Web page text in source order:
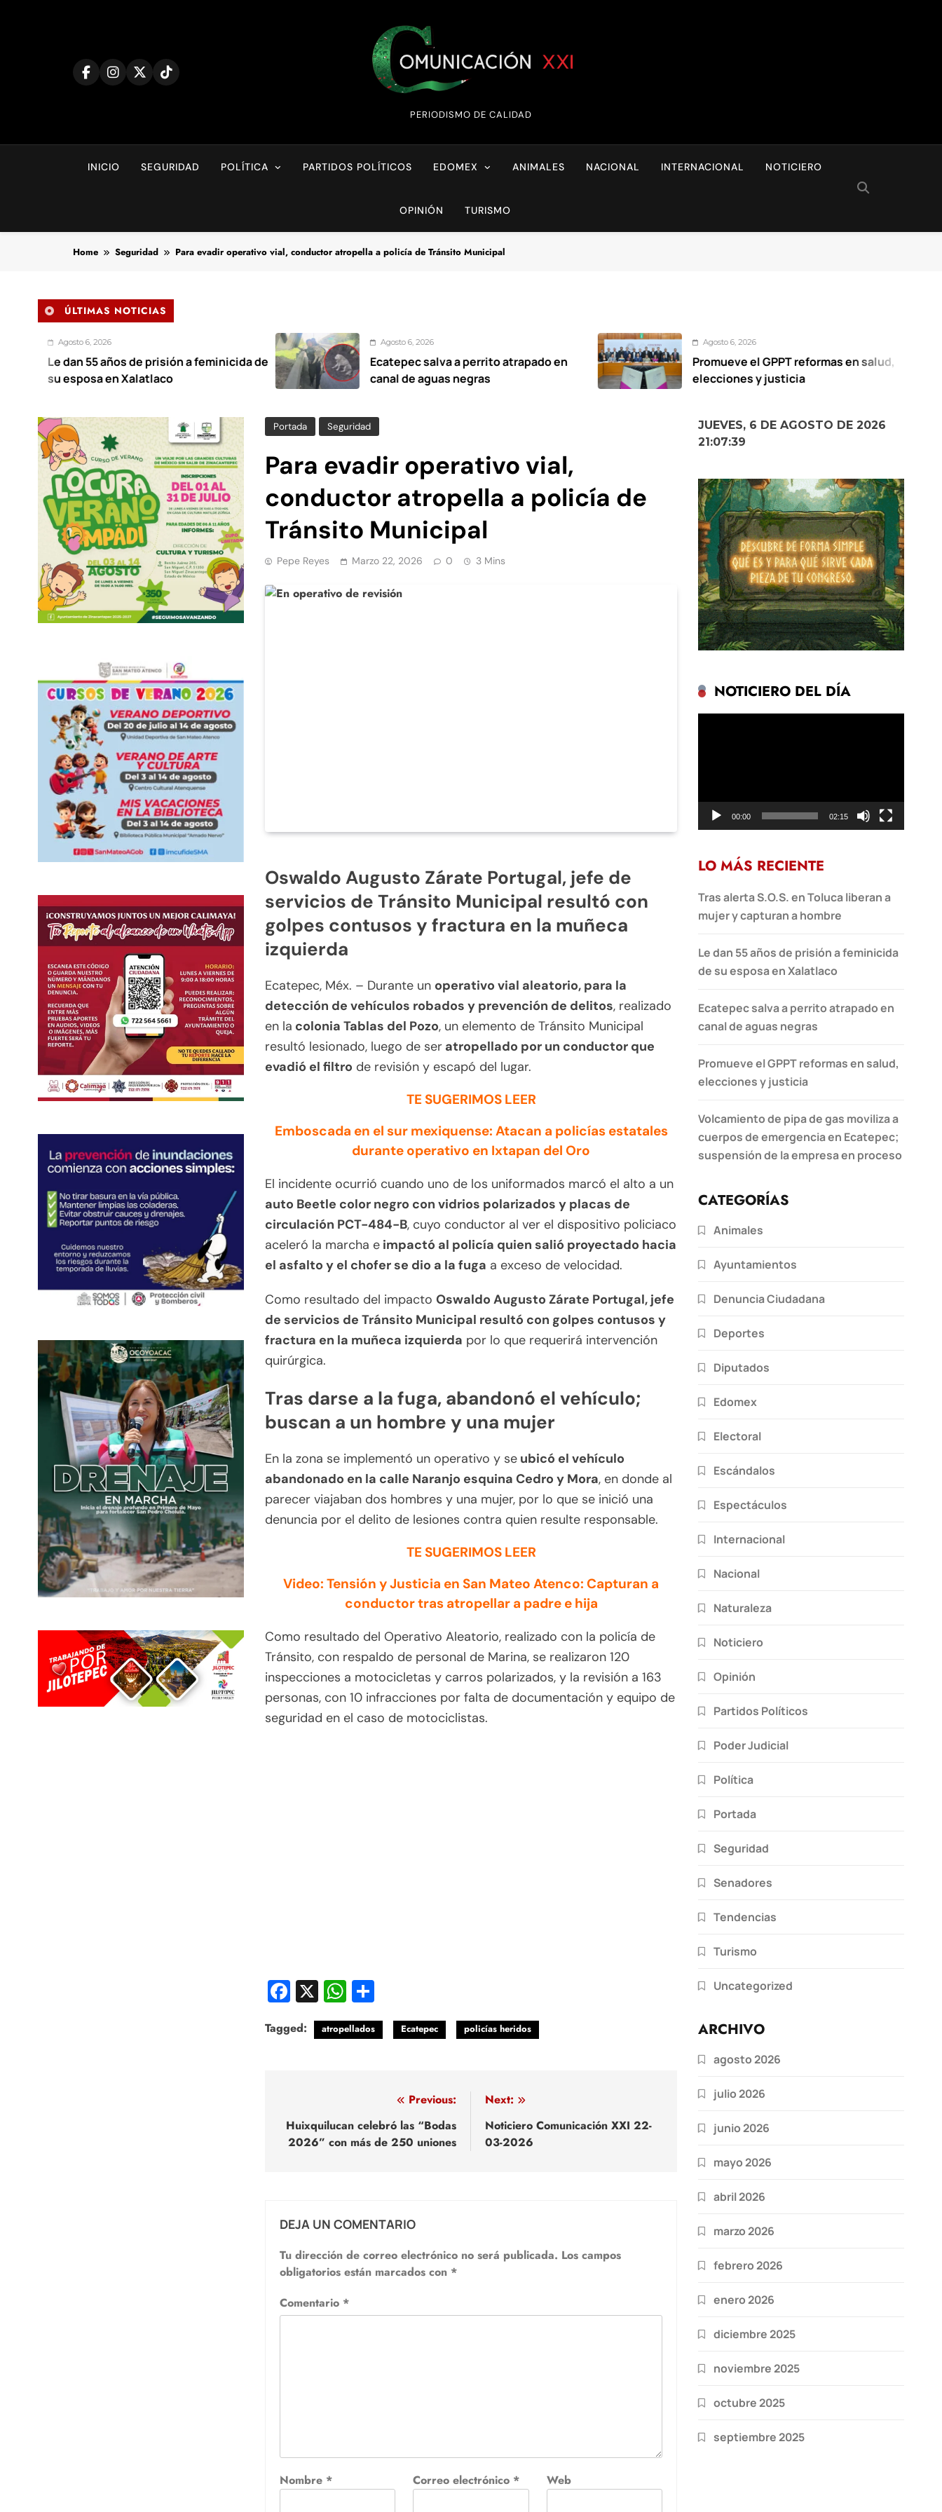
Comunicación XXI
PERIODISMO DE CALIDAD
INICIO SEGURIDAD POLÍTICA PARTIDOS POLÍTICOS EDOMEX ANIMALES NACIONAL INTERNACIONAL NOTICIERO
OPINIÓN TURISMO
Home Seguridad Para evadir operativo vial, conductor atropella a policía de Tránsito Municipal
ÚLTIMAS NOTICIAS
años de prisión a feminicida de
en Xalatlaco
Agosto 6, 2026
Ecatepec salva a perrito atrapado en
canal de aguas negras
Agosto 6, 2026
Promueve el GPPT reformas en salud,
elecciones y justicia
Portada Seguridad
Para evadir operativo vial,
conductor atropella a policía de
Tránsito Municipal
Pepe Reyes Marzo 22, 2026 0 3 Mins
Oswaldo Augusto Zárate Portugal, jefe de
servicios de Tránsito Municipal resultó con
golpes contusos y fractura en la muñeca
izquierda
Ecatepec, Méx. – Durante un operativo vial aleatorio, para la
detección de vehículos robados y prevención de delitos, realizado
en la colonia Tablas del Pozo, un elemento de Tránsito Municipal
resultó lesionado, luego de ser atropellado por un conductor que
evadió el filtro de revisión y escapó del lugar.
TE SUGERIMOS LEER
Emboscada en el sur mexiquense: Atacan a policías estatales
durante operativo en Ixtapan del Oro
El incidente ocurrió cuando uno de los uniformados marcó el alto a un
auto Beetle color negro con vidrios polarizados y placas de
circulación PCT-484-B, cuyo conductor al ver el dispositivo policiaco
aceleró la marcha e impactó al policía quien salió proyectado hacia
el asfalto y el chofer se dio a la fuga a exceso de velocidad.
Como resultado del impacto Oswaldo Augusto Zárate Portugal, jefe
de servicios de Tránsito Municipal resultó con golpes contusos y
fractura en la muñeca izquierda por lo que requerirá intervención
quirúrgica.
Tras darse a la fuga, abandonó el vehículo;
buscan a un hombre y una mujer
En la zona se implementó un operativo y se ubicó el vehículo
abandonado en la calle Naranjo esquina Cedro y Mora, en donde al
parecer viajaban dos hombres y una mujer, por lo que se inició una
denuncia por el delito de lesiones contra quien resulte responsable.
TE SUGERIMOS LEER
Video: Tensión y Justicia en San Mateo Atenco: Capturan a
conductor tras atropellar a padre e hija
Como resultado del Operativo Aleatorio, realizado con la policía de
Tránsito, con respaldo de personal de Marina, se realizaron 120
inspecciones a motocicletas y carros polarizados, y la revisión a 163
personas, con 10 infracciones por falta de documentación y equipo de
seguridad en el caso de motociclistas.
Facebook
X WhatsApp
Tagged: atropellados Ecatepec policías heridos
de
entradas
Previous:
Huixquilucan celebró las “Bodas
2026” con más de 250 uniones
Next:
Noticiero Comunicación XXI 22-
03-2026
DEJA UN COMENTARIO
Tu dirección de correo electrónico no será publicada. Los campos
obligatorios están marcados con *
Comentario *
Nombre * Correo electrónico * Web
JUEVES, 6 DE AGOSTO DE 2026
21:07:40
NOTICIERO DEL DÍA
00:00 02:15
LO MÁS RECIENTE
Tras alerta S.O.S. en Toluca liberan a
mujer y capturan a hombre
Le dan 55 años de prisión a feminicida
de su esposa en Xalatlaco
Ecatepec salva a perrito atrapado en
canal de aguas negras
Promueve el GPPT reformas en salud,
elecciones y justicia
Volcamiento de pipa de gas moviliza a
cuerpos de emergencia en Ecatepec;
suspensión de la empresa en proceso
CATEGORÍAS
Animales
Ayuntamientos
Denuncia Ciudadana
Deportes
Diputados
Edomex
Electoral
Escándalos
Espectáculos
Internacional
Nacional
Naturaleza
Noticiero
Opinión
Partidos Políticos
Poder Judicial
Política
Portada
Seguridad
Senadores
Tendencias
Turismo
Uncategorized
ARCHIVO
agosto 2026
julio 2026
junio 2026
mayo 2026
abril 2026
marzo 2026
febrero 2026
enero 2026
diciembre 2025
noviembre 2025
octubre 2025
septiembre 2025